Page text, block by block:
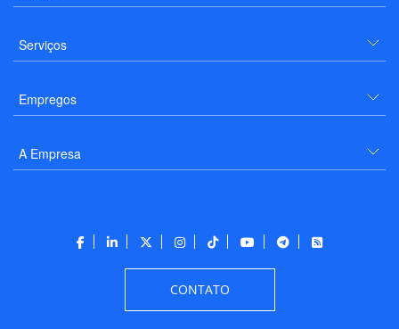
Serviços
Empregos
A Empresa
CONTATO